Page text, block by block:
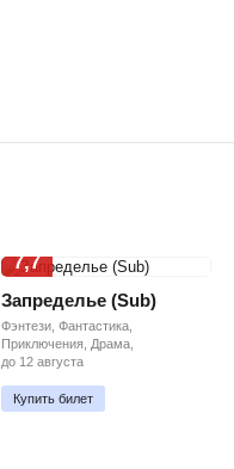
7,7
Запределье (Sub)
Фэнтези, Фантастика,
Приключения, Драма,
до 12 августа
Купить билет